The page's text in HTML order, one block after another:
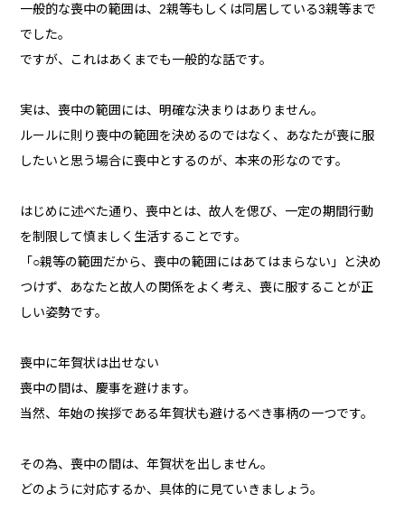
一般的な喪中の範囲は、2親等もしくは同居している3親等まで
でした。
ですが、これはあくまでも一般的な話です。
実は、喪中の範囲には、明確な決まりはありません。
ルールに則り喪中の範囲を決めるのではなく、あなたが喪に服
したいと思う場合に喪中とするのが、本来の形なのです。
はじめに述べた通り、喪中とは、故人を偲び、一定の期間行動
を制限して慎ましく生活することです。
「○親等の範囲だから、喪中の範囲にはあてはまらない」と決め
つけず、あなたと故人の関係をよく考え、喪に服することが正
しい姿勢です。
喪中に年賀状は出せない
喪中の間は、慶事を避けます。
当然、年始の挨拶である年賀状も避けるべき事柄の一つです。
その為、喪中の間は、年賀状を出しません。
どのように対応するか、具体的に見ていきましょう。